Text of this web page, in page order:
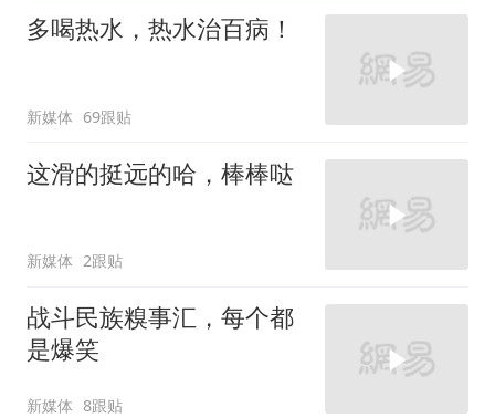
多喝热水，热水治百病！
新媒体 69跟贴
这滑的挺远的哈，棒棒哒
新媒体 2跟贴
战斗民族糗事汇，每个都
是爆笑
新媒体 8跟贴